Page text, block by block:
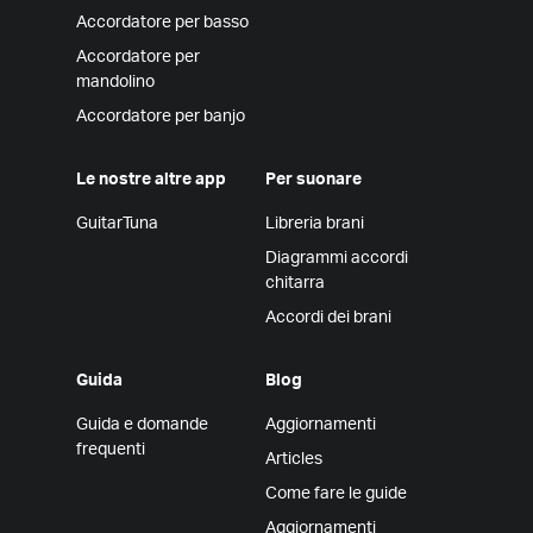
Accordatore per basso
Accordatore per
mandolino
Accordatore per banjo
Le nostre altre app
GuitarTuna
Per suonare
Libreria brani
Diagrammi accordi
chitarra
Accordi dei brani
Guida
Guida e domande
frequenti
Blog
Aggiornamenti
Articles
Come fare le guide
Aggiornamenti